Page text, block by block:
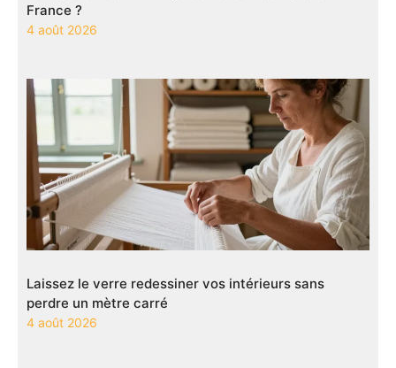
France ?
4 août 2026
Laissez le verre redessiner vos intérieurs sans
perdre un mètre carré
4 août 2026